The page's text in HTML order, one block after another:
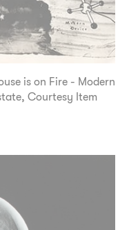
is on Fire - Modern
Courtesy Item